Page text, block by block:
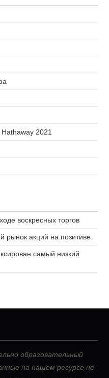
2021
воскресных торгов
рынок акций на позитиве
самый низкий
образовательный
на нашем ресурсе не